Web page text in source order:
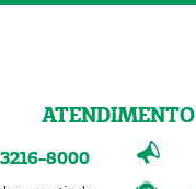
ATENDIMENTO
8000